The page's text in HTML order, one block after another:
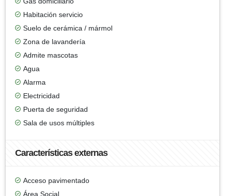
Habitación servicio
Suelo de cerámica / mármol
Zona de lavandería
Admite mascotas
Agua
Alarma
Electricidad
Puerta de seguridad
Sala de usos múltiples
Características externas
Acceso pavimentado
Área Social